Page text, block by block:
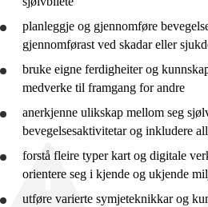
Vg1
Vg3
planleggje og gjennomføre
gjennomførast ved skadar eller
bruke eigne ferdigheiter og
medverke til framgang for andre
anerkjenne ulikskap mellom seg
bevegelsesaktivitetar og inkludere
forstå fleire typer kart og digitale
orientere seg i kjende og ukjende
utføre varierte symjeteknikkar og